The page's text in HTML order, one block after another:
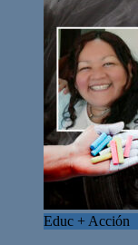
Educ + Acción